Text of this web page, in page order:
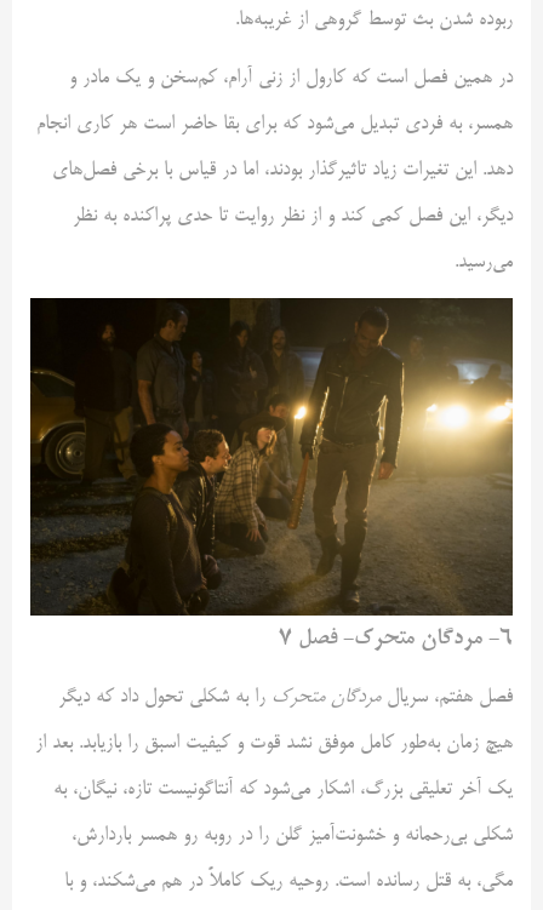
ربوده شدن بث توسط گروهی از غریبه‌ها.
در همین فصل است که کارول از زنی آرام، کم‌سخن و یک مادر و
همسر، به فردی تبدیل می‌شود که برای بقا حاضر است هر کاری انجام
دهد. این تغیرات زیاد تاثیرگذار بودند، اما در قیاس با برخی فصل‌های
دیگر، این فصل کمی کند و از نظر روایت تا حدی پراکنده به نظر
می‌رسید.
۶- مردگان متحرک- فصل ۷
فصل هفتم، سریالمردگان متحرک را به شکلی تحول داد که دیگر
هیچ زمان به‌طور کامل موفق نشد قوت و کیفیت اسبق را بازیابد. بعد از
یک آخر تعلیقی بزرگ، اشکار می‌شود که آنتاگونیست تازه، نیگان، به
شکلی بی‌رحمانه و خشونت‌آمیز گلن را در روبه رو همسر باردارش،
مگی، به قتل رسانده است. روحیه ریک کاملاً در هم می‌شکند، و با